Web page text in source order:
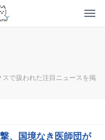
スで扱われた注目ニュースを掲
、国境なき医師団が